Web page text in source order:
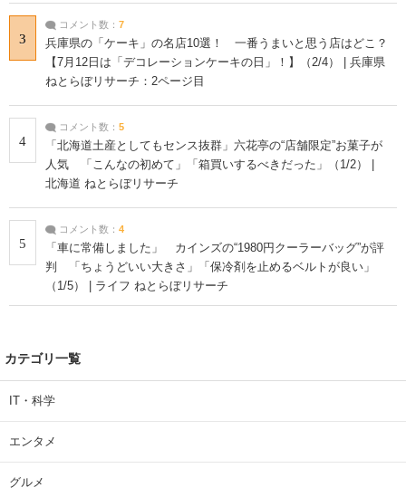
3
コメント数： 7
兵庫県の「ケーキ」の名店10選！ 一番うまいと思う店はどこ？
【7月12日は「デコレーションケーキの日」！】（2/4） | 兵庫県
ねとらぼリサーチ：2ページ目
4
コメント数： 5
「北海道土産としてもセンス抜群」六花亭の“店舗限定”お菓子が
人気 「こんなの初めて」「箱買いするべきだった」（1/2） |
北海道 ねとらぼリサーチ
5
コメント数： 4
「車に常備しました」 カインズの“1980円クーラーバッグ”が評
判 「ちょうどいい大きさ」「保冷剤を止めるベルトが良い」
（1/5） | ライフ ねとらぼリサーチ
カテゴリ一覧
IT・科学
エンタメ
グルメ